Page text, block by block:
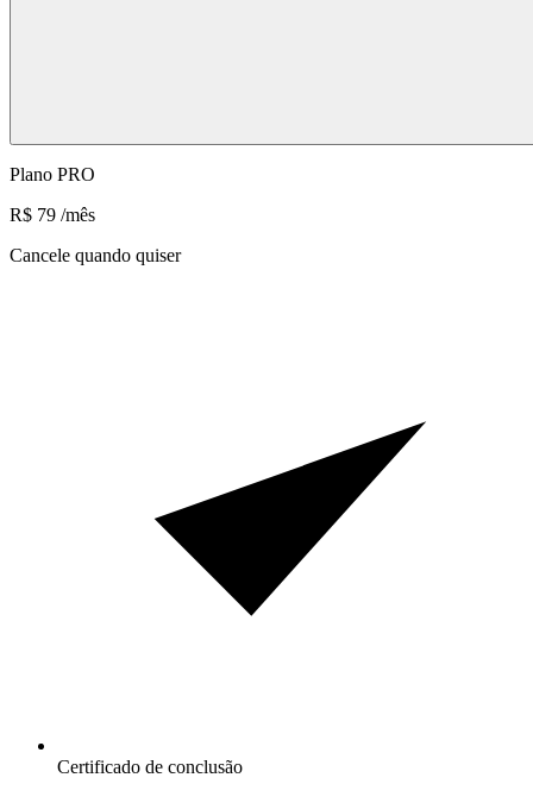
Plano PRO
R$ 79 /mês
Cancele quando quiser
Certificado de conclusão